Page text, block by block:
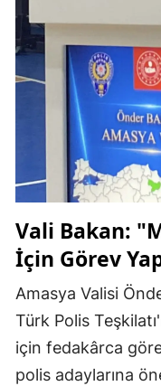
Vali Bakan:
İçin Görev
Amasya Valisi
Türk Polis
için fedakârca
polis adaylarına